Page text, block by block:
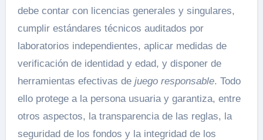
debe contar con licencias generales y singulares,
cumplir estándares técnicos auditados por
laboratorios independientes, aplicar medidas de
verificación de identidad y edad, y disponer de
herramientas efectivas de juego responsable. Todo
ello protege a la persona usuaria y garantiza, entre
otros aspectos, la transparencia de las reglas, la
seguridad de los fondos y la integridad de los